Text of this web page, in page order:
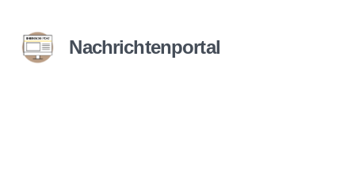
Nachrichtenportal